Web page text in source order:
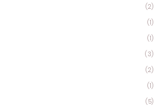
(2)
(1)
(1)
(3)
(2)
(1)
(5)